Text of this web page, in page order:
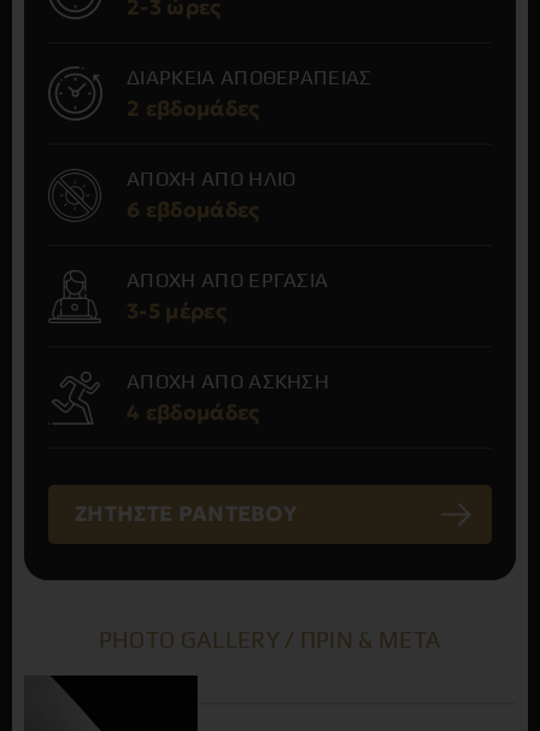
2-3 ώρες
ΔΙΑΡΚΕΙΑ ΑΠΟΘΕΡΑΠΕΙΑΣ
2 εβδομάδες
ΑΠΟΧΗ ΑΠΟ ΗΛΙΟ
6 εβδομάδες
ΑΠΟΧΗ ΑΠΟ ΕΡΓΑΣΙΑ
3-5 μέρες
ΑΠΟΧΗ ΑΠΟ ΑΣΚΗΣΗ
4 εβδομάδες
ΖΗΤΗΣΤΕ ΡΑΝΤΕΒΟΥ
PHOTO GALLERY / ΠΡΙΝ & ΜΕΤΑ